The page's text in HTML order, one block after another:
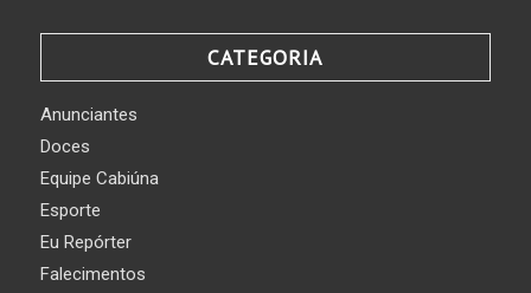
CATEGORIA
Anunciantes
Doces
Equipe Cabiúna
Esporte
Eu Repórter
Falecimentos